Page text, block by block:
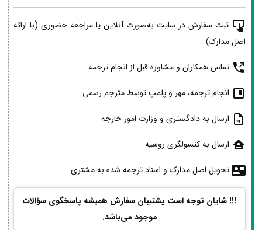
ثبت سفارش در سایت به‌صورت آنلاین یا مراجعه حضوری (با ارائه
اصل مدارک)
تماس همکاران و مشاوره قبل از انجام ترجمه
انجام ترجمه، مهر و پلمپ توسط مترجم رسمی
ارسال به دادگستری و وزارت امور خارجه
ارسال به کنسولگری روسیه
تحویل اصل مدارک و اسناد ترجمه شده به مشتری
!!! شایان توجه است پشتیبان سفارش همیشه پاسخگوی سؤالات
موجود می‌باشد.